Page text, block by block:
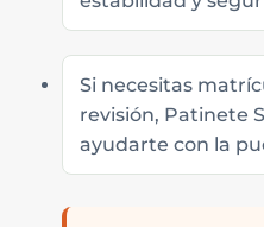
Si necesitas
revisión, Patinete
ayudarte con la